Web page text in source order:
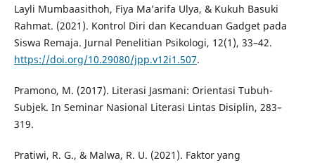
Layli Mumbaasithoh, Fiya Ma’arifa Ulya, & Kukuh Basuki
Rahmat. (2021). Kontrol Diri dan Kecanduan Gadget pada
Siswa Remaja. Jurnal Penelitian Psikologi, 12(1), 33–42.
https://doi.org/10.29080/jpp.v12i1.507.
Pramono, M. (2017). Literasi Jasmani: Orientasi Tubuh-
Subjek. In Seminar Nasional Literasi Lintas Disiplin, 283–
319.
Pratiwi, R. G., & Malwa, R. U. (2021). Faktor yang